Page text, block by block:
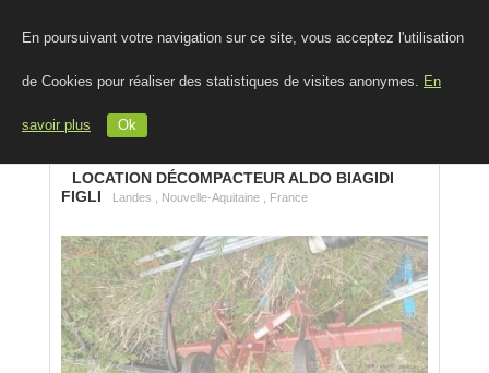
En poursuivant votre navigation sur ce site, vous acceptez l'utilisation
de Cookies pour réaliser des statistiques de visites anonymes. En
savoir plus Ok
LOCATION DÉCOMPACTEUR ALDO BIAGIDI
FIGLI
Landes , Nouvelle-Aquitaine , France